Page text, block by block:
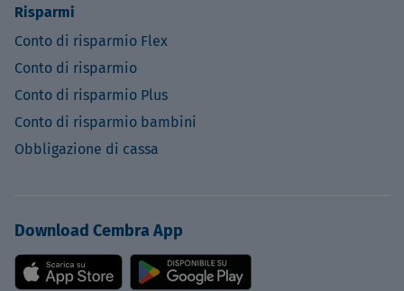
Risparmi
Conto di risparmio Flex
Conto di risparmio
Conto di risparmio Plus
Conto di risparmio bambini
Obbligazione di cassa
Download Cembra App